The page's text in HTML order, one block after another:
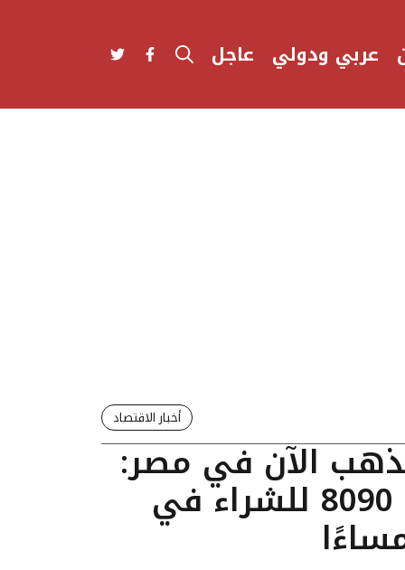
عربي ودولي عاجل
أخبار الاقتصاد
الآن في مصر:
عيار 24 يسجل 8090 للشراء في